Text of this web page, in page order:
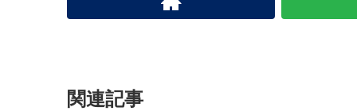
関連記事